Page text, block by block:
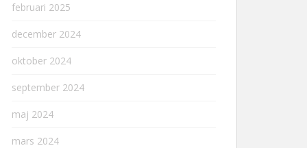
februari 2025
december 2024
oktober 2024
september 2024
maj 2024
mars 2024